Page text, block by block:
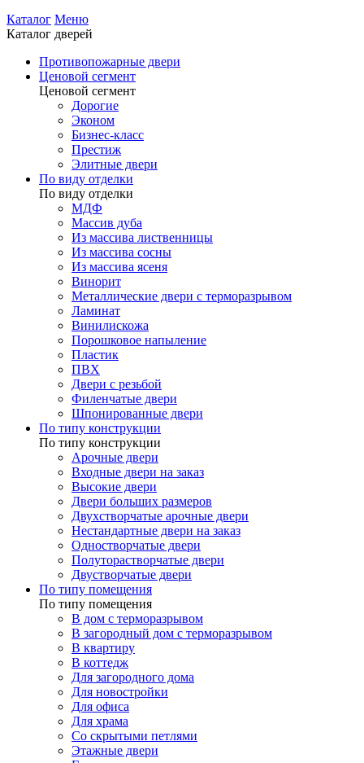
Каталог Меню
Каталог дверей
Противопожарные двери
Ценовой сегмент
Ценовой сегмент
Дорогие
Эконом
Бизнес-класс
Престиж
Элитные двери
По виду отделки
По виду отделки
МДФ
Массив дуба
Из массива лиственницы
Из массива сосны
Из массива ясеня
Винорит
Металлические двери с терморазрывом
Ламинат
Винилискожа
Порошковое напыление
Пластик
ПВХ
Двери с резьбой
Филенчатые двери
Шпонированные двери
По типу конструкции
По типу конструкции
Арочные двери
Входные двери на заказ
Высокие двери
Двери больших размеров
Двухстворчатые арочные двери
Нестандартные двери на заказ
Одностворчатые двери
Полуторастворчатые двери
Двустворчатые двери
По типу помещения
По типу помещения
В дом с терморазрывом
В загородный дом с терморазрывом
В квартиру
В коттедж
Для загородного дома
Для новостройки
Для офиса
Для храма
Со скрытыми петлями
Этажные двери